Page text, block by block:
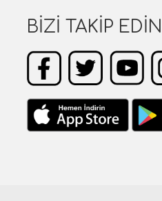
BIZI TAKIP EDIN